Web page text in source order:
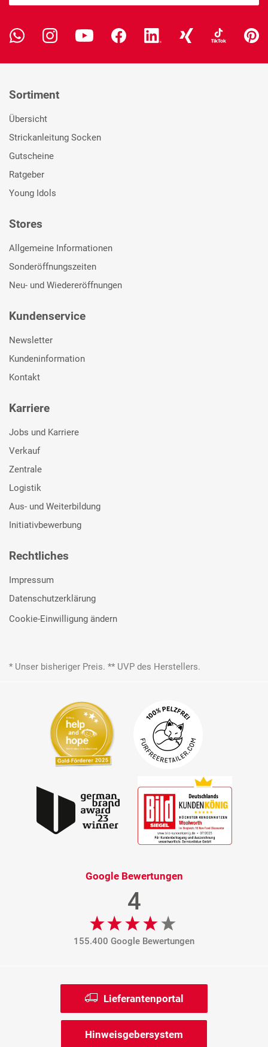
Sortiment
Übersicht
Strickanleitung Socken
Gutscheine
Ratgeber
Young Idols
Stores
Allgemeine Informationen
Sonderöffnungszeiten
Neu- und Wiedereröffnungen
Kundenservice
Newsletter
Kundeninformation
Kontakt
Karriere
Jobs und Karriere
Verkauf
Zentrale
Logistik
Aus- und Weiterbildung
Initiativbewerbung
Rechtliches
Impressum
Datenschutzerklärung
Cookie-Einwilligung ändern
* Unser bisheriger Preis. ** UVP des Herstellers.
Google Bewertungen
4
155.400 Google Bewertungen
Lieferantenportal
Hinweisgebersystem